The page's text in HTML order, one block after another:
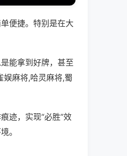
便捷。特别是在大
能拿到好牌，甚至
麻将,哈灵麻将,蜀
迹，实现“必胜”效
。